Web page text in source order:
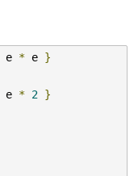
e * e }
e * 2 }